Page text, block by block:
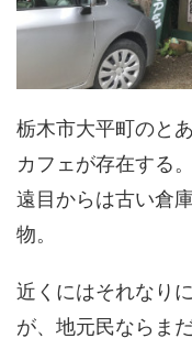
栃木市大平町のと
カフェが存在する。
遠目からは古い倉
物。
近くにはそれなり
が、地元民ならま